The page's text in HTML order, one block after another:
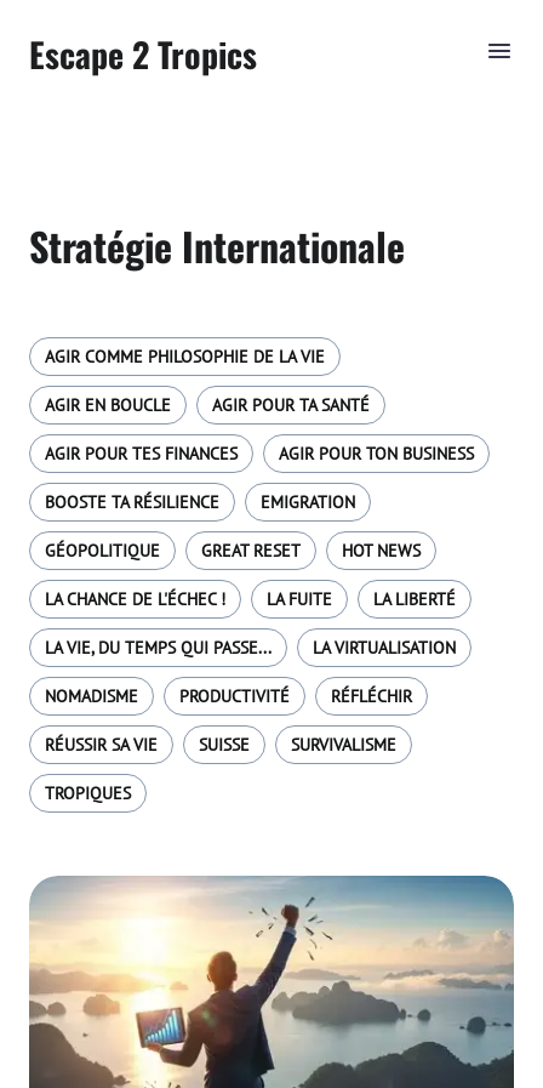
Escape 2 Tropics
Stratégie Internationale
AGIR COMME PHILOSOPHIE DE LA VIE
AGIR EN BOUCLE AGIR POUR TA SANTÉ
AGIR POUR TES FINANCES AGIR POUR TON BUSINESS
BOOSTE TA RÉSILIENCE EMIGRATION
GÉOPOLITIQUE GREAT RESET HOT NEWS
LA CHANCE DE L'ÉCHEC ! LA FUITE LA LIBERTÉ
LA VIE, DU TEMPS QUI PASSE... LA VIRTUALISATION
NOMADISME PRODUCTIVITÉ RÉFLÉCHIR
RÉUSSIR SA VIE SUISSE SURVIVALISME
TROPIQUES